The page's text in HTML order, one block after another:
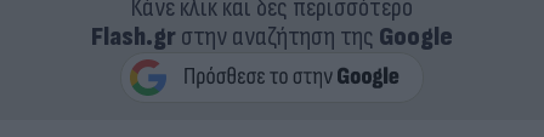
Κάνε κλικ και δες περισσότερο
Flash.grστην αναζήτηση της Google